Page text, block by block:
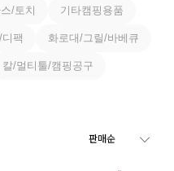
/토치 기타캠핑용품
팩 화로대/그릴/바베큐
칼/멀티툴/캠핑공구